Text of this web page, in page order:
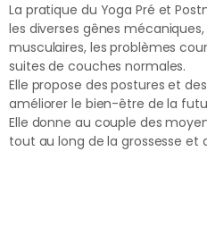
La pratique du Yoga Pré et
les diverses gênes
musculaires, les problèmes
suites de couches normales.
Elle propose des postures et
améliorer le bien-être de la
Elle donne au couple des
tout au long de la grossesse et